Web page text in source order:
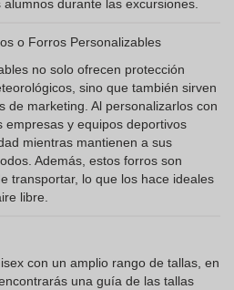
durante las excursiones.
o Forros Personalizables
no solo ofrecen protección
sino que también sirven
de marketing. Al personalizarlos con
empresas y equipos deportivos
mientras mantienen a sus
Además, estos forros son
transportar, lo que los hace ideales
libre.
con un amplio rango de tallas, en
una guía de las tallas